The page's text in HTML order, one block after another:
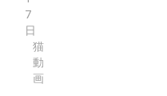
7
日
猫
動
画